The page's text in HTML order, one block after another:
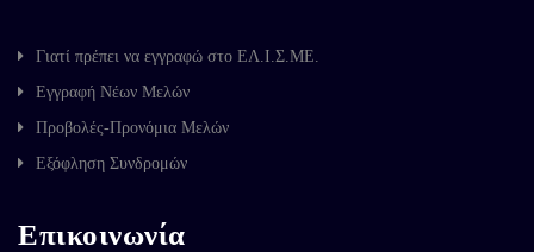
Γιατί πρέπει να εγγραφώ στο ΕΛ.Ι.Σ.ΜΕ.
Εγγραφή Νέων Μελών
Προβολές-Προνόμια Μελών
Εξόφληση Συνδρομών
Επικοινωνία